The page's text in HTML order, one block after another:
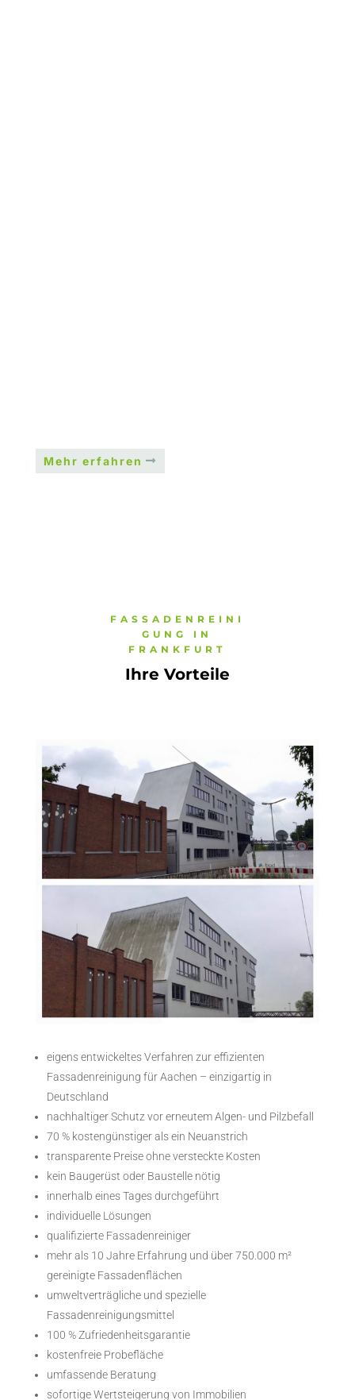
Mehr erfahren
FASSADENREINI
GUNG IN
FRANKFURT
Ihre Vorteile
eigens entwickeltes Verfahren zur effizienten
Fassadenreinigung für Aachen – einzigartig in
Deutschland
nachhaltiger Schutz vor erneutem Algen- und Pilzbefall
70 % kostengünstiger als ein Neuanstrich
transparente Preise ohne versteckte Kosten
kein Baugerüst oder Baustelle nötig
innerhalb eines Tages durchgeführt
individuelle Lösungen
qualifizierte Fassadenreiniger
mehr als 10 Jahre Erfahrung und über 750.000 m²
gereinigte Fassadenflächen
umweltverträgliche und spezielle
Fassadenreinigungsmittel
100 % Zufriedenheitsgarantie
kostenfreie Probefläche
umfassende Beratung
sofortige Wertsteigerung von Immobilien